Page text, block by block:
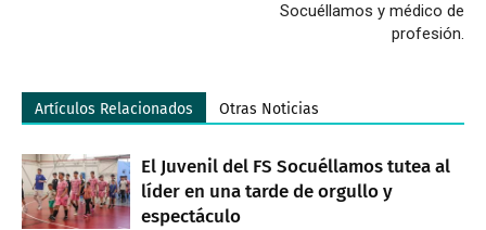
Socuéllamos y médico de
profesión.
Artículos Relacionados Otras Noticias
El Juvenil del FS Socuéllamos tutea al
líder en una tarde de orgullo y
espectáculo